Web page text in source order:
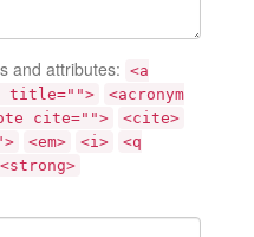
and attributes: <a
title="">
<acronym
cite="">
<cite>
<em> <i>
<q
<strong>